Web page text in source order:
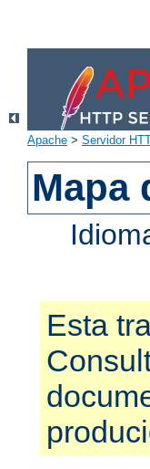
Apache > Servidor
Mapa
Esta